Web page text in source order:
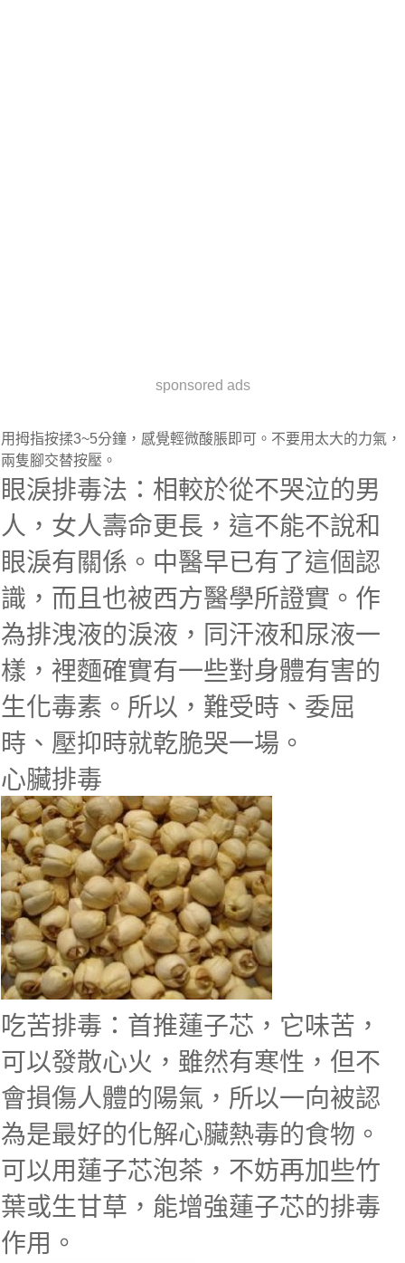
sponsored ads
用拇指按揉3~5分鐘，感覺輕微酸脹即可。不要用太大的力氣，
兩隻腳交替按壓。
眼淚排毒法：相較於從不哭泣的男
人，女人壽命更長，這不能不說和
眼淚有關係。中醫早已有了這個認
識，而且也被西方醫學所證實。作
為排洩液的淚液，同汗液和尿液一
樣，裡麵確實有一些對身體有害的
生化毒素。所以，難受時、委屈
時、壓抑時就乾脆哭一場。
心臟排毒
吃苦排毒：首推蓮子芯，它味苦，
可以發散心火，雖然有寒性，但不
會損傷人體的陽氣，所以一向被認
為是最好的化解心臟熱毒的食物。
可以用蓮子芯泡茶，不妨再加些竹
葉或生甘草，能增強蓮子芯的排毒
作用。